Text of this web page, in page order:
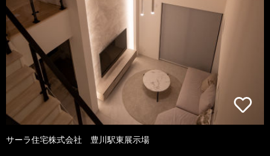
サーラ住宅株式会社 豊川駅東展示場